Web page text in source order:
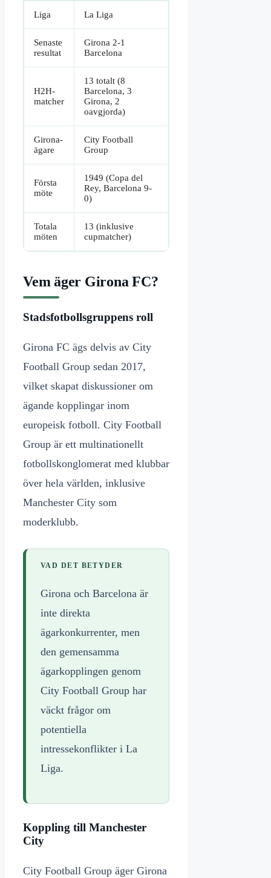
Liga La Liga
Senaste
resultat
Girona 2-1
Barcelona
H2H-
matcher
13 totalt (8
Barcelona, 3
Girona, 2
oavgjorda)
Girona-
ägare
City Football
Group
Första
möte
1949 (Copa del
Rey, Barcelona 9-
0)
Totala
möten
13 (inklusive
cupmatcher)
Vem äger Girona FC?
Stadsfotbollsgruppens roll
Girona FC ägs delvis av City
Football Group sedan 2017,
vilket skapat diskussioner om
ägande kopplingar inom
europeisk fotboll. City Football
Group är ett multinationellt
fotbollskonglomerat med klubbar
över hela världen, inklusive
Manchester City som
moderklubb.
VAD DET BETYDER
Girona och Barcelona är
inte direkta
ägarkonkurrenter, men
den gemensamma
ägarkopplingen genom
City Football Group har
väckt frågor om
potentiella
intressekonflikter i La
Liga.
Koppling till Manchester
City
City Football Group äger Girona